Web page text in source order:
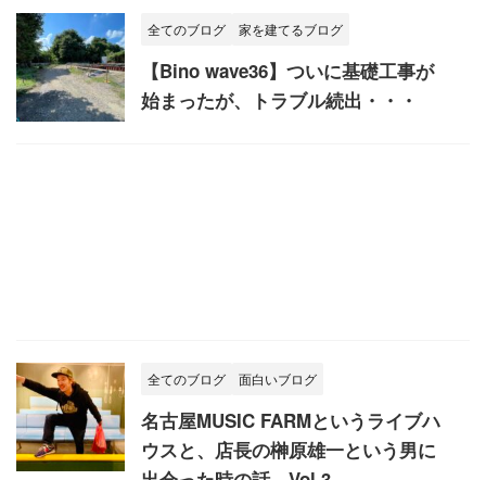
全てのブログ 家を建てるブログ
【Bino wave36】ついに基礎工事が
始まったが、トラブル続出・・・
全てのブログ 面白いブログ
名古屋MUSIC FARMというライブハ
ウスと、店長の榊原雄一という男に